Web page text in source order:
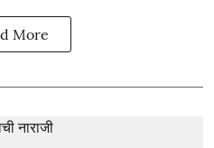
More